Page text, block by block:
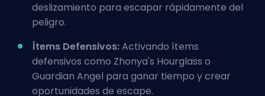
deslizamiento para escapar rápidamente del
peligro.
Ítems Defensivos:Activando ítems
defensivos como Zhonya's Hourglass o
Guardian Angel para ganar tiempo y crear
oportunidades de escape.